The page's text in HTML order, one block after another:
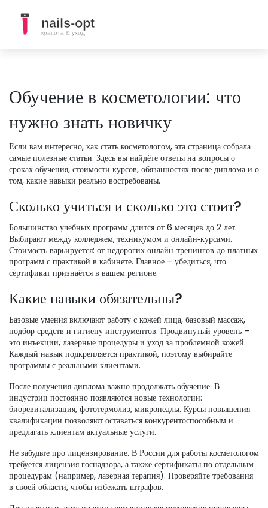
Обучение в косметологии: что
нужно знать новичку
Если вам интересно, как стать косметологом, эта страница собрала
самые полезные статьи. Здесь вы найдёте ответы на вопросы о
сроках обучения, стоимости курсов, обязанностях после диплома и о
том, какие навыки реально востребованы.
Сколько учиться и сколько это стоит?
Большинство учебных программ длится от 6 месяцев до 2 лет.
Выбирают между колледжем, техникумом и онлайн‑курсами.
Стоимость варьируется: от недорогих онлайн‑тренингов до платных
программ с практикой в кабинете. Главное – убедиться, что
сертификат признаётся в вашем регионе.
Какие навыки обязательны?
Базовые умения включают работу с кожей лица, базовый массаж,
подбор средств и гигиену инструментов. Продвинутый уровень –
это инъекции, лазерные процедуры и уход за проблемной кожей.
Каждый навык подкрепляется практикой, поэтому выбирайте
программы с реальными клиентами.
После получения диплома важно продолжать обучение. В
индустрии постоянно появляются новые технологии:
биоревитализация, фототермолиз, микронедлы. Курсы повышения
квалификации позволяют оставаться конкурентоспособным и
предлагать клиентам актуальные услуги.
Не забудьте про лицензирование. В России для работы косметологом
требуется лицензия госнадзора, а также сертификаты по отдельным
процедурам (например, лазерная терапия). Проверяйте требования
в своей области, чтобы избежать штрафов.